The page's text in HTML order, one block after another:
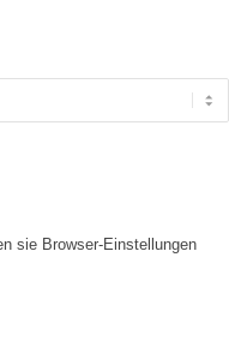
sie Browser-Einstellungen